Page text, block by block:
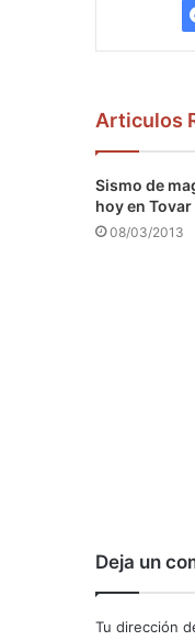
Articulos
Sismo de
hoy en Tovar
08/03/2013
Deja un
Tu dirección